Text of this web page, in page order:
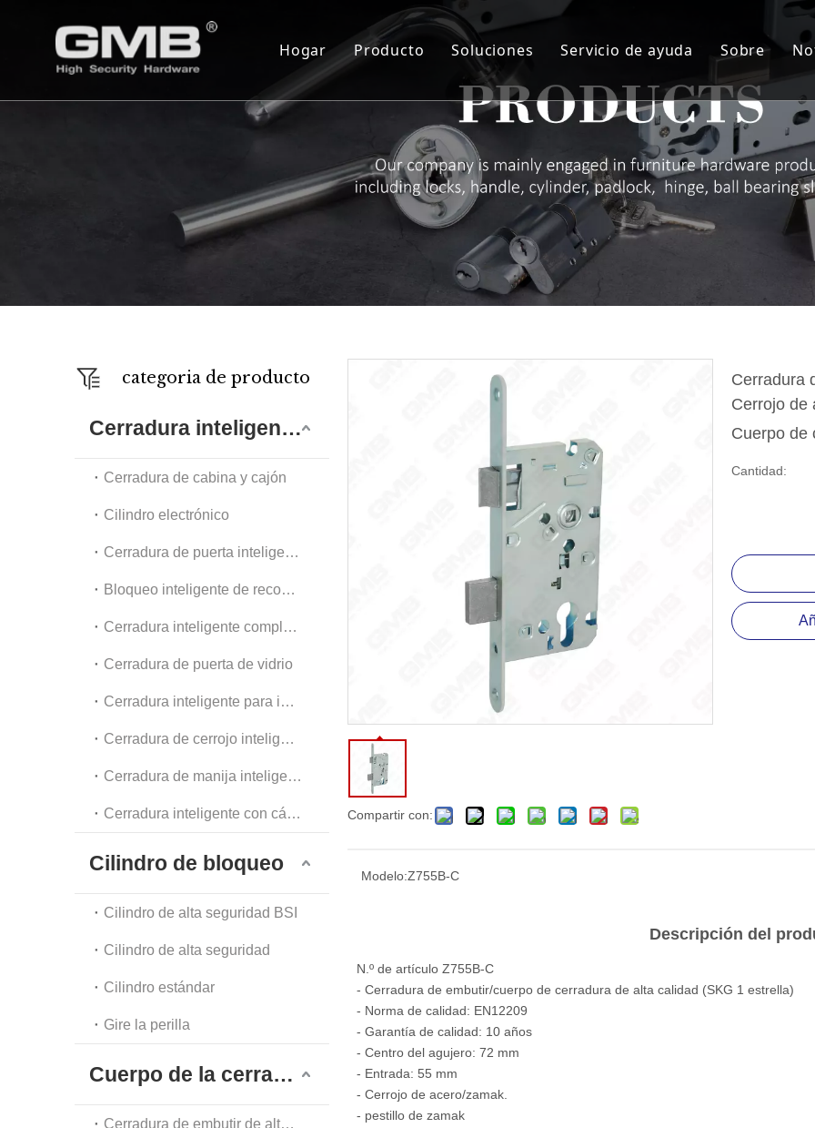
Hogar Producto
Cuerpo de la cerradura
Serie de manija de bloqueo
Bisagra
Bloqueo de almohadilla
Cerradura de cajón
Accesorio de hardware
Soluciones
Solución personalizada
Material de artesanía
Servicio de ayuda
Servicio
I + D + i
QA y QC
Auditoría de proveedores y NDA
ROHS
Sobre
Sobre
Sobre
Sobre
Sobre
Sobre
categoria de producto
Cerradura inteligente digital
Cerradura de cabina y cajón
Cilindro electrónico
Cerradura de puerta inteligente exterior
Bloqueo inteligente de reconocimiento facial
Cerradura inteligente completamente automática
Cerradura de puerta de vidrio
Cerradura inteligente para interiores y apartamentos
Cerradura de cerrojo inteligente
Cerradura de manija inteligente
Cerradura inteligente con cámara
Cilindro de bloqueo
Cilindro de alta seguridad BSI
Cilindro de alta seguridad
Cilindro estándar
Gire la perilla
Cuerpo de la cerradura
Cerradura de embutir de alta seguridad
Compartir con:
Cerradura
Cerrojo de
Cuerpo de
Cantidad:
Modelo:Z755B-C
Descripción del
N.º de artículo Z755B-C
- Cerradura de embutir/cuerpo de cerradura de alta calidad (SKG 1 estrella)
- Norma de calidad: EN12209
- Garantía de calidad: 10 años
- Centro del agujero: 72 mm
- Entrada: 55 mm
- Cerrojo de acero/zamak.
- pestillo de zamak